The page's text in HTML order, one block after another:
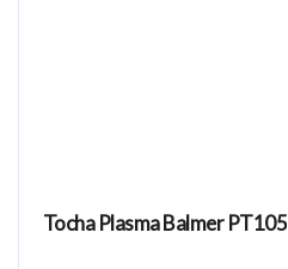
Tocha Plasma Balmer PT105